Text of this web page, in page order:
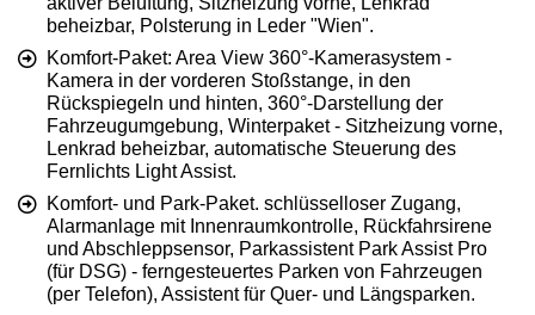
beheizbar, Polsterung in Leder "Wien".
Komfort-Paket: Area View 360°-Kamerasystem -
Kamera in der vorderen Stoßstange, in den
Rückspiegeln und hinten, 360°-Darstellung der
Fahrzeugumgebung, Winterpaket - Sitzheizung vorne,
Lenkrad beheizbar, automatische Steuerung des
Fernlichts Light Assist.
Komfort- und Park-Paket. schlüsselloser Zugang,
Alarmanlage mit Innenraumkontrolle, Rückfahrsirene
und Abschleppsensor, Parkassistent Park Assist Pro
(für DSG) - ferngesteuertes Parken von Fahrzeugen
(per Telefon), Assistent für Quer- und Längsparken.